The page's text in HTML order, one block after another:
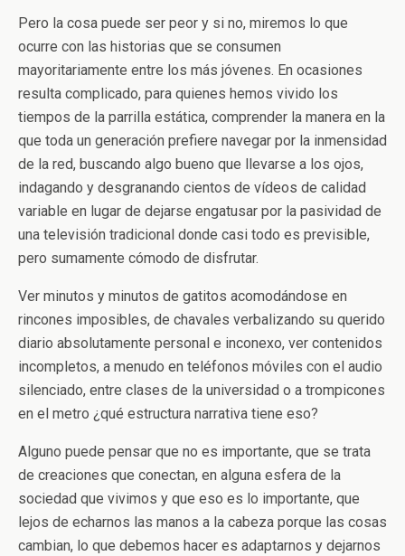
Pero la cosa puede ser peor y si no, miremos lo que
ocurre con las historias que se consumen
mayoritariamente entre los más jóvenes. En ocasiones
resulta complicado, para quienes hemos vivido los
tiempos de la parrilla estática, comprender la manera en la
que toda un generación prefiere navegar por la inmensidad
de la red, buscando algo bueno que llevarse a los ojos,
indagando y desgranando cientos de vídeos de calidad
variable en lugar de dejarse engatusar por la pasividad de
una televisión tradicional donde casi todo es previsible,
pero sumamente cómodo de disfrutar.
Ver minutos y minutos de gatitos acomodándose en
rincones imposibles, de chavales verbalizando su querido
diario absolutamente personal e inconexo, ver contenidos
incompletos, a menudo en teléfonos móviles con el audio
silenciado, entre clases de la universidad o a trompicones
en el metro ¿qué estructura narrativa tiene eso?
Alguno puede pensar que no es importante, que se trata
de creaciones que conectan, en alguna esfera de la
sociedad que vivimos y que eso es lo importante, que
lejos de echarnos las manos a la cabeza porque las cosas
cambian, lo que debemos hacer es adaptarnos y dejarnos